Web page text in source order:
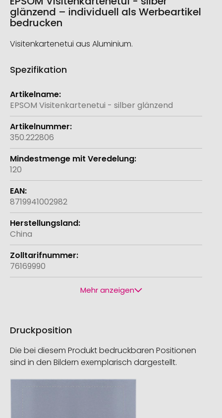
glänzend – individuell als Werbeartikel
bedrucken
Visitenkartenetui aus Aluminium.
Spezifikation
Weitere
Informationen
EPSOM Visitenkartenetui - silber glänzend
350.222806
120
8719941002982
China
76169990
Mehr anzeigen
Druckposition
Die bei diesem Produkt bedruckbaren Positionen
sind in den Bildern exemplarisch dargestellt.